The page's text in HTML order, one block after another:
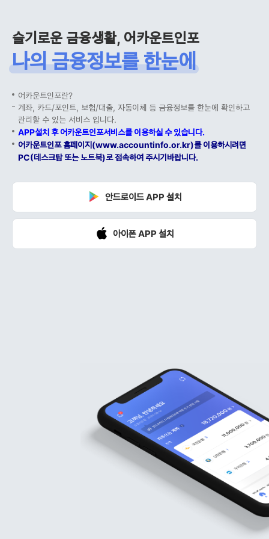
슬기로운 금융생활, 어카운트인포
나의 금융정보를 한눈에
어카운트인포란?
계좌, 카드/포인트, 보험/대출, 자동이체 등 금융정보를 한눈에 확인하고
관리할 수 있는 서비스 입니다.
APP설치 후 어카운트인포서비스를 이용하실 수 있습니다.
어카운트인포 홈페이지(www.accountinfo.or.kr)를 이용하시려면
PC(데스크탑 또는 노트북)로 접속하여 주시기바랍니다.
안드로이드 APP 설치
아이폰 APP 설치